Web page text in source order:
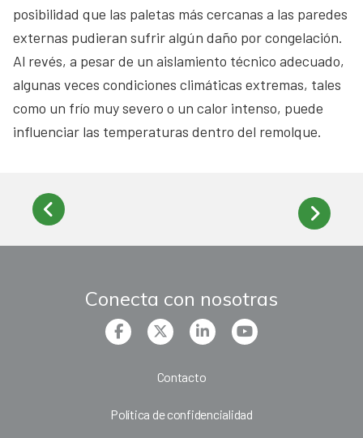
posibilidad que las paletas más cercanas a las paredes
externas pudieran sufrir algún daño por congelación.
Al revés, a pesar de un aislamiento técnico adecuado,
algunas veces condiciones climáticas extremas, tales
como un frío muy severo o un calor intenso, puede
influenciar las temperaturas dentro del remolque.
Conecta con nosotras
Contacto
Política de confidencialidad